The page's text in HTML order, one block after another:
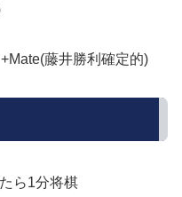
藤井勝利確定的)
ら1分将棋